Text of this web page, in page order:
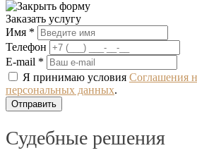
Заказать услугу
Имя *
Телефон
E-mail *
Я принимаю условия Соглашения
персональных данных.
Судебные решения